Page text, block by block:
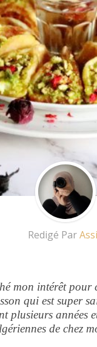
Redigé Par
mon intérêt
qui est super
plusieurs années
de chez